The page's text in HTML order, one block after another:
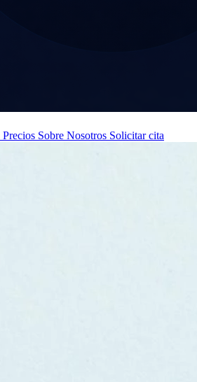
Precios Sobre Nosotros Solicitar cita